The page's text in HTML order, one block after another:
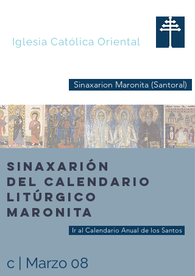
Iglesia Católica Oriental
Sinaxarion Maronita (Santoral)
SINAXARIÓN
DEL CALENDARIO
LITÚRGICO
MARONITA
Ir al Calendario Anual de los Santos
c | Marzo 08